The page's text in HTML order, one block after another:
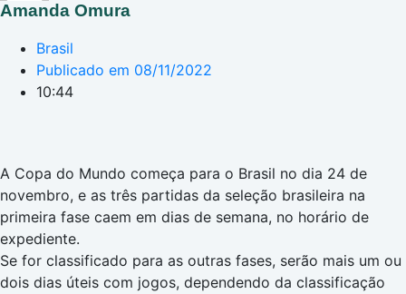
Amanda Omura
Brasil
Publicado em 08/11/2022
10:44
A Copa do Mundo começa para o Brasil no dia 24 de
novembro, e as três partidas da seleção brasileira na
primeira fase caem em dias de semana, no horário de
expediente.
Se for classificado para as outras fases, serão mais um ou
dois dias úteis com jogos, dependendo da classificação